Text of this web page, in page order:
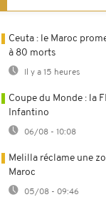
Ceuta : le Maroc
à 80 morts
Il y a 15 heures
Coupe du Monde : la
Infantino
06/08 - 10:08
Melilla réclame une
Maroc
05/08 - 09:46